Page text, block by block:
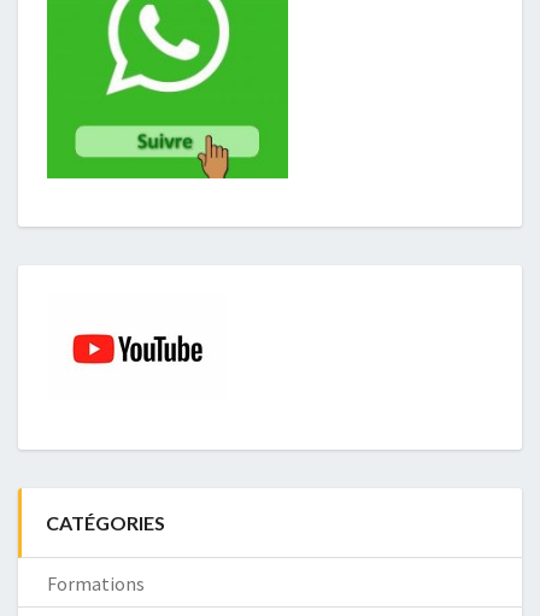
CATÉGORIES
Formations